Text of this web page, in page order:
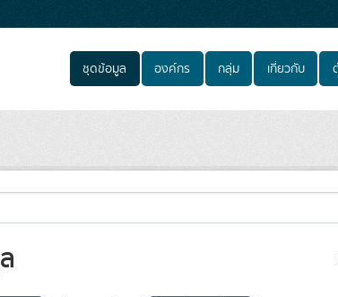
ชุดข้อมูล องค์กร กลุ่ม เกี่ยวกับ